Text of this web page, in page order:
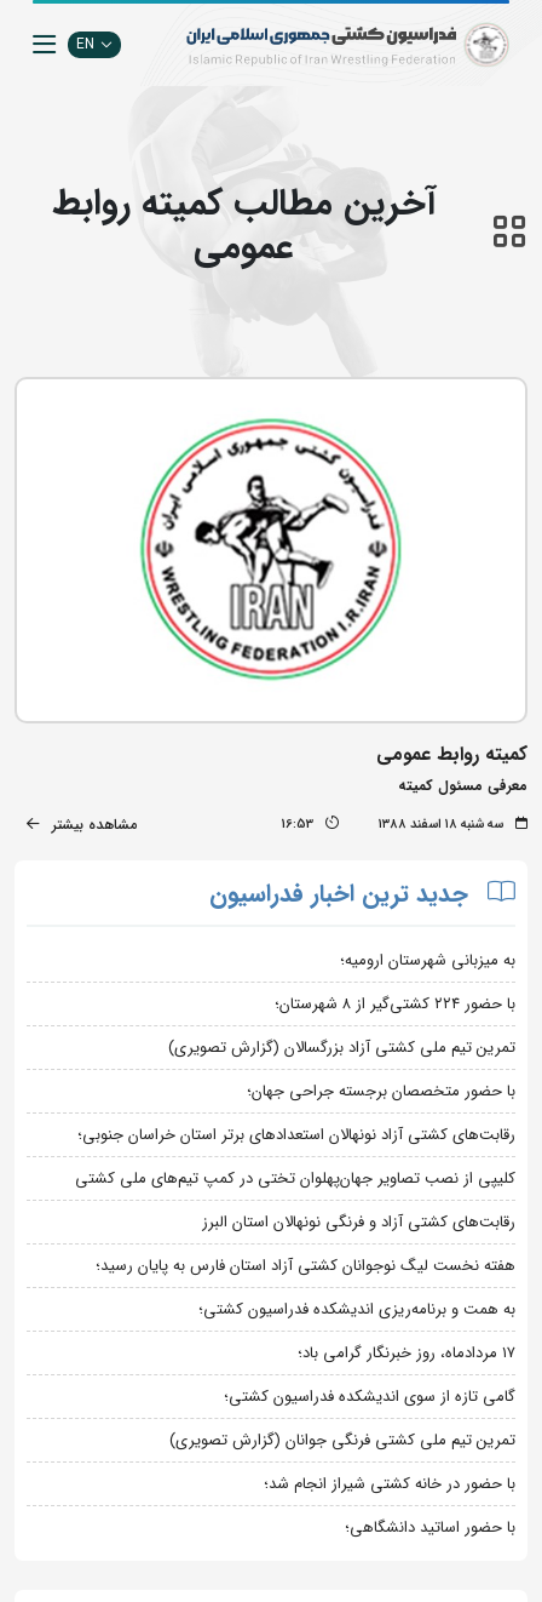
EN
آخرین مطالب کمیته روابط
عمومی
کمیته روابط عمومی
معرفی مسئول کمیته
سه شنبه ۱۸ اسفند ۱۳۸۸ 16:53 مشاهده بیشتر
جدید ترین اخبار فدراسیون
به میزبانی شهرستان ارومیه؛
با حضور ۲۲۴ کشتی‌گیر از ۸ شهرستان؛
تمرین تیم ملی کشتی آزاد بزرگسالان (گزارش تصویری)
با حضور متخصصان برجسته جراحی جهان؛
رقابت‌های کشتی آزاد نونهالان استعدادهای برتر استان خراسان جنوبی؛
کلیپی از نصب تصاویر جهان‌پهلوان تختی در کمپ تیم‌های ملی کشتی
رقابت‌های کشتی آزاد و فرنگی نونهالان استان البرز
هفته نخست لیگ نوجوانان کشتی آزاد استان فارس به پایان رسید؛
به همت و برنامه‌ریزی اندیشکده فدراسیون کشتی؛
۱۷ مردادماه، روز خبرنگار گرامی باد؛
گامی تازه از سوی اندیشکده فدراسیون کشتی؛
تمرین تیم ملی کشتی فرنگی جوانان (گزارش تصویری)
با حضور در خانه کشتی شیراز انجام شد؛
با حضور اساتید دانشگاهی؛